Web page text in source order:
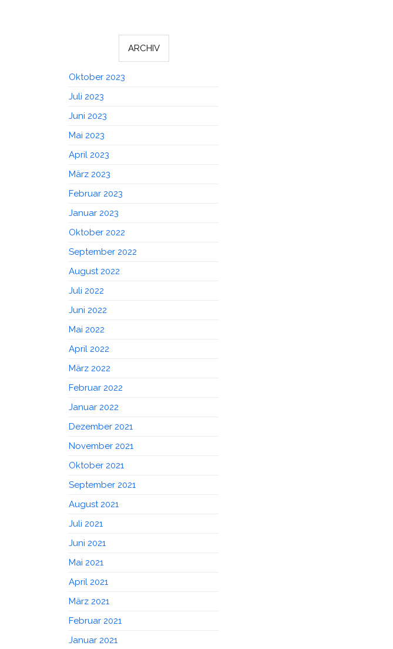
ARCHIV
Oktober 2023
Juli 2023
Juni 2023
Mai 2023
April 2023
März 2023
Februar 2023
Januar 2023
Oktober 2022
September 2022
August 2022
Juli 2022
Juni 2022
Mai 2022
April 2022
März 2022
Februar 2022
Januar 2022
Dezember 2021
November 2021
Oktober 2021
September 2021
August 2021
Juli 2021
Juni 2021
Mai 2021
April 2021
März 2021
Februar 2021
Januar 2021